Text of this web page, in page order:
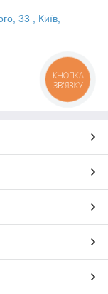
33 , Київ,
КНОПКА
ЗВ'ЯЗКУ